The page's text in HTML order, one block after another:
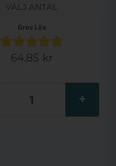
VÄLJ ANTAL
Grov Lös
64,85 kr
+